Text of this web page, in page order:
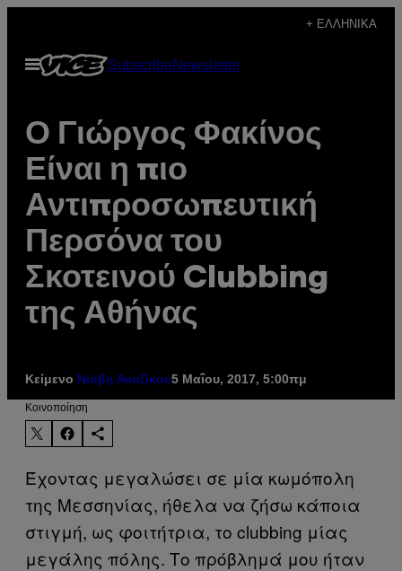
περιεχόμενο
+ ΕΛΛΗΝΙΚΆ
Ανοίξτε
το
SubscribeNewsletter
Ο Γιώργος Φακίνος
Είναι η πιο
Αντιπροσωπευτική
Περσόνα του
Σκοτεινού Clubbing
της Αθήνας
Κείμενο Νιόβη Αναζίκου5 Μαΐου, 2017, 5:00πμ
Kοινοποίηση
Έχοντας μεγαλώσει σε μία κωμόπολη
της Μεσσηνίας, ήθελα να ζήσω κάποια
στιγμή, ως φοιτήτρια, το clubbing μίας
μεγάλης πόλης. Το πρόβλημά μου ήταν